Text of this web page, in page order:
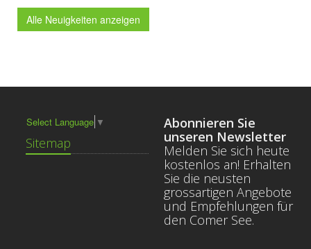
Alle Neuigkeiten anzeigen
Select Language ▼
Sitemap
Abonnieren Sie
unseren Newsletter
Melden Sie sich heute
kostenlos an! Erhalten
Sie die neusten
grossartigen Angebote
und Empfehlungen für
den Comer See.